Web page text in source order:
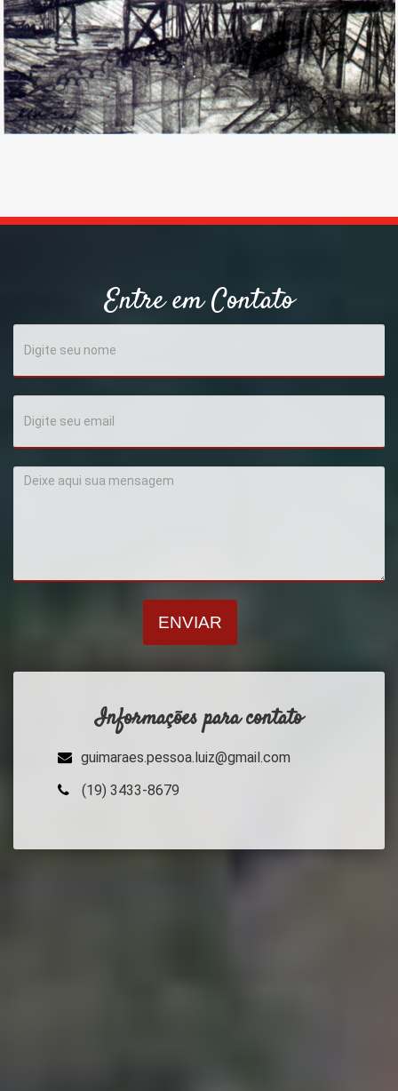
Entre em Contato
ENVIAR
Informações para contato
guimaraes.pessoa.luiz@gmail.com
(19) 3433-8679